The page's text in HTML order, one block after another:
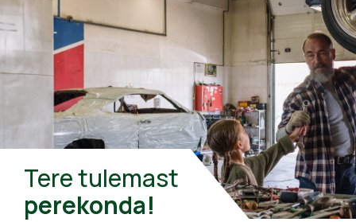
Tere tulemast
perekonda!